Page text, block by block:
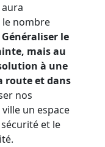
nombre
Généraliser le
mais au
à une
route et dans
nos
un espace
et le